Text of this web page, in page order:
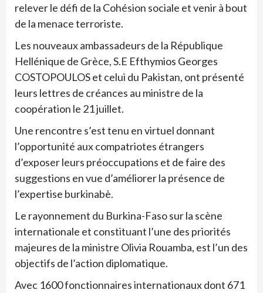
relever le défi de la Cohésion sociale et venir à bout
de la menace terroriste.
Les nouveaux ambassadeurs de la République
Hellénique de Grèce, S.E Efthymios Georges
COSTOPOULOS et celui du Pakistan, ont présenté
leurs lettres de créances au ministre de la
coopération le 21 juillet.
Une rencontre s’est tenu en virtuel donnant
l’opportunité aux compatriotes étrangers
d’exposer leurs préoccupations et de faire des
suggestions en vue d’améliorer la présence de
l’expertise burkinabè.
Le rayonnement du Burkina-Faso sur la scène
internationale et constituant l’une des priorités
majeures de la ministre Olivia Rouamba, est l’un des
objectifs de l’action diplomatique.
Avec 1600 fonctionnaires internationaux dont 671